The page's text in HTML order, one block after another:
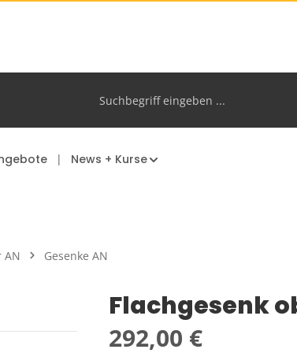
News + Kurse
AN Gesenke AN
Flachgesenk
Regulärer Preis:
292,00 €